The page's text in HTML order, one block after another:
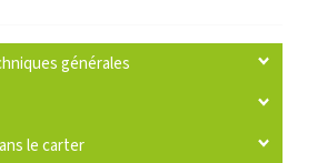
générales
le carter